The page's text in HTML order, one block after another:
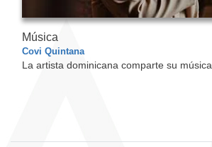
Música
Covi Quintana
La artista dominicana comparte su música